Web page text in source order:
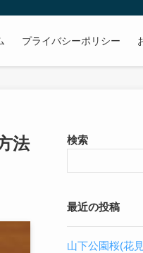
プライバシーポリシー
法 検索
最近の投稿
山下公園桜(花